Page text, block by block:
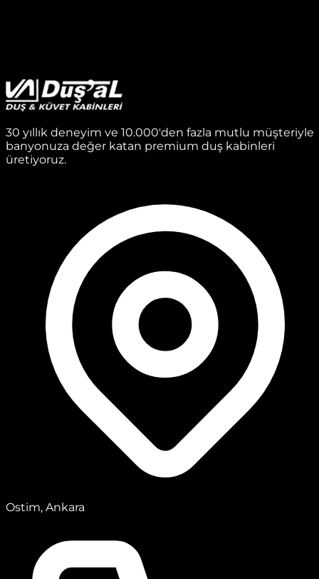
30 yıllık deneyim ve 10.000'den fazla mutlu müşteriyle
banyonuza değer katan premium duş kabinleri
üretiyoruz.
Ostim, Ankara